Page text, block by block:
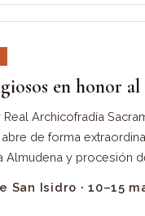
en honor
Real Archicofradía
de forma
Almudena y procesión
San Isidro · 10–15